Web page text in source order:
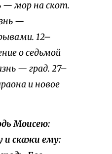
— мор на скот.
—
12–
о седьмой
— град. 27–
и новое
Моисею:
и скажи ему: